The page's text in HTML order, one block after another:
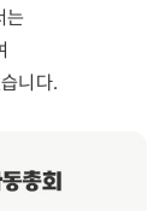
는
니다.